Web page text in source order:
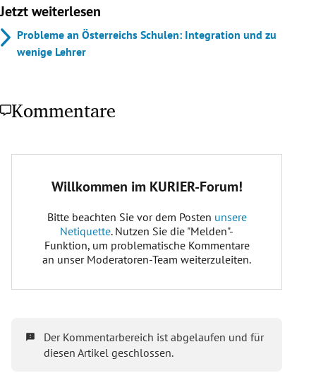
Jetzt weiterlesen
Probleme an Österreichs Schulen: Integration und zu
wenige Lehrer
Kommentare